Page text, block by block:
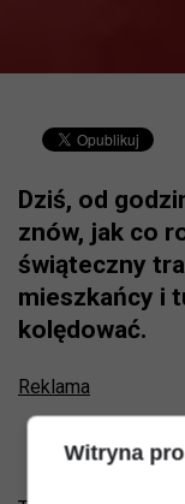
Dziś, od
znów, jak co
świąteczny
mieszkańcy i
kolędować.
Reklama
Witryna